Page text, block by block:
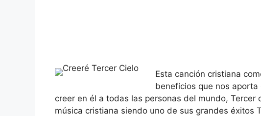
Esta canción cristiana
beneficios que nos
creer en él a todas las personas del mundo,
música cristiana siendo uno de sus grandes éxitos